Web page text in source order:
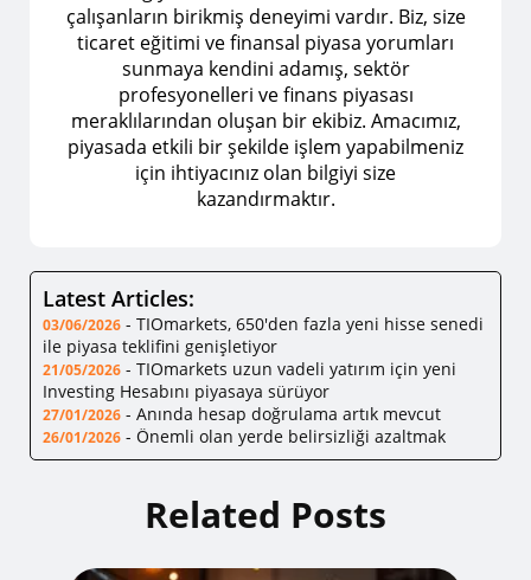
çalışanların birikmiş deneyimi vardır. Biz, size
ticaret eğitimi ve finansal piyasa yorumları
sunmaya kendini adamış, sektör
profesyonelleri ve finans piyasası
meraklılarından oluşan bir ekibiz. Amacımız,
piyasada etkili bir şekilde işlem yapabilmeniz
için ihtiyacınız olan bilgiyi size
kazandırmaktır.
Latest Articles:
03/06/2026 - TIOmarkets, 650'den fazla yeni hisse senedi
ile piyasa teklifini genişletiyor
21/05/2026 - TIOmarkets uzun vadeli yatırım için yeni
Investing Hesabını piyasaya sürüyor
27/01/2026 - Anında hesap doğrulama artık mevcut
26/01/2026 - Önemli olan yerde belirsizliği azaltmak
Related Posts